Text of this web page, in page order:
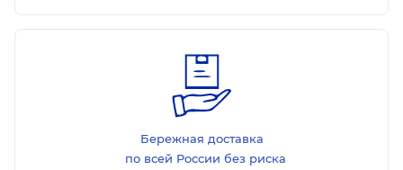
Бережная доставка
по всей России без риска